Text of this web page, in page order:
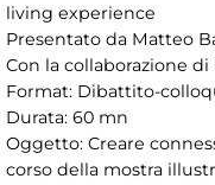
living experience
Presentato da Matteo
Con la collaborazione
Format: Dibattito-
Durata: 60 mn
Oggetto: Creare
corso della mostra